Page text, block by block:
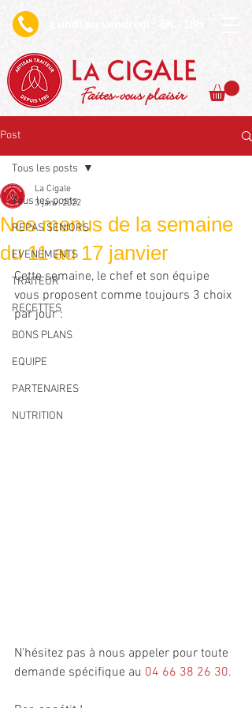
Faites-vous plaisir
Post
Tous les posts
REPAS SENIORS
EVENEMENTS
TRAITEUR
RECETTES
BONS PLANS
EQUIPE
PARTENAIRES
NUTRITION
Tous les posts
Nos menus de la semaine
du 11 au 17 janvier
La Cigale
3 janv. 2022
Cette semaine, le chef et son équipe
vous proposent comme toujours 3 choix
par jour :
N'hésitez pas à nous appeler pour toute
demande spécifique au 04 66 38 26 30.